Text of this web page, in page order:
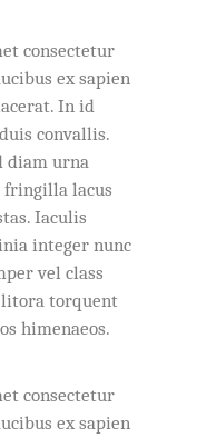
consectetur
ex sapien
In id
convallis.
diam urna
fringilla lacus
Iaculis
integer nunc
vel class
litora torquent
himenaeos.
consectetur
ex sapien